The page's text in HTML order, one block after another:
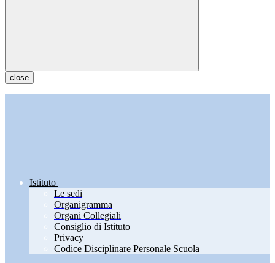
close
Istituto
Le sedi
Organigramma
Organi Collegiali
Consiglio di Istituto
Privacy
Codice Disciplinare Personale Scuola